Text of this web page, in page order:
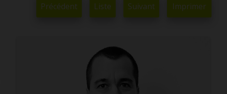
Précédent Liste Suivant Imprimer